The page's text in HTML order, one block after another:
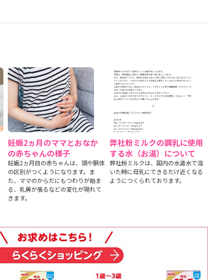
妊娠2ヵ月のママとおなか
の赤ちゃんの様子
妊娠2ヵ月目の赤ちゃんは、頭や胴体
の区別がつくようになります。ま
た、ママのからだにもつわりが始ま
る、乳房が張るなどの変化が現れて
きます。
弊社粉ミルクの調乳に使用
する水（お湯）について
弊社粉ミルクは、国内の水道水で溶
いた時に母乳にできるだけ近くなる
ようにつくられております。